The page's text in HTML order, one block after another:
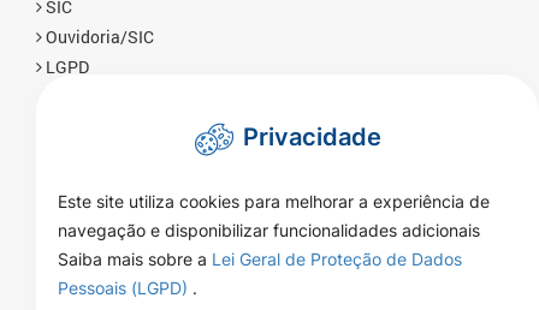
SIC
Ouvidoria/SIC
LGPD
Privacidade
Este site utiliza cookies para melhorar a experiência de
navegação e disponibilizar funcionalidades adicionais
Saiba mais sobre a Lei Geral de Proteção de Dados
Pessoais (LGPD) .